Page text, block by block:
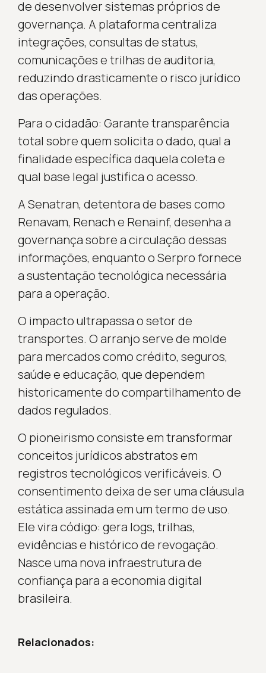
de desenvolver sistemas próprios de
governança. A plataforma centraliza
integrações, consultas de status,
comunicações e trilhas de auditoria,
reduzindo drasticamente o risco jurídico
das operações.
Para o cidadão: Garante transparência
total sobre quem solicita o dado, qual a
finalidade específica daquela coleta e
qual base legal justifica o acesso.
A Senatran, detentora de bases como
Renavam, Renach e Renainf, desenha a
governança sobre a circulação dessas
informações, enquanto o Serpro fornece
a sustentação tecnológica necessária
para a operação.
O impacto ultrapassa o setor de
transportes. O arranjo serve de molde
para mercados como crédito, seguros,
saúde e educação, que dependem
historicamente do compartilhamento de
dados regulados.
O pioneirismo consiste em transformar
conceitos jurídicos abstratos em
registros tecnológicos verificáveis. O
consentimento deixa de ser uma cláusula
estática assinada em um termo de uso.
Ele vira código: gera logs, trilhas,
evidências e histórico de revogação.
Nasce uma nova infraestrutura de
confiança para a economia digital
brasileira.
Relacionados: